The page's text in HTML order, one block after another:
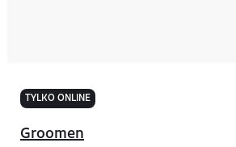
TYLKO ONLINE
Groomen